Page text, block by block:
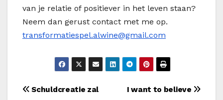
van je relatie of positiever in het leven staan?
Neem dan gerust contact met me op.
transformatiespel.alwine@gmail.com
Bericht I want to believe
Schuldcreatie zal